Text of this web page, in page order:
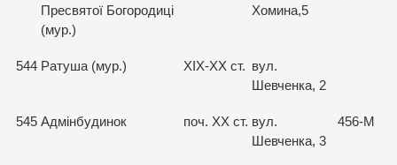
Пресвятої Богородиці
(мур.)
Хомина,5
544 Ратуша (мур.) ХІХ-ХХ ст. вул.
Шевченка, 2
545 Адмінбудинок поч. XX ст. вул.
Шевченка, 3
456-М